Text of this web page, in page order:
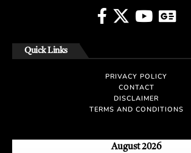
Quick Links
PRIVACY POLICY
CONTACT
DISCLAIMER
TERMS AND CONDITIONS
August 2026